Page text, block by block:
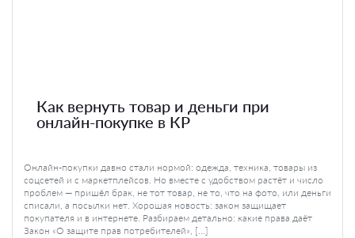
Как вернуть товар и деньги при
онлайн-покупке в КР
Онлайн-покупки давно стали нормой: одежда, техника, товары из
соцсетей и с маркетплейсов. Но вместе с удобством растёт и число
проблем — пришёл брак, не тот товар, не то, что на фото, или деньги
списали, а посылки нет. Хорошая новость: закон защищает
покупателя и в интернете. Разбираем детально: какие права даёт
Закон «О защите прав потребителей», […]